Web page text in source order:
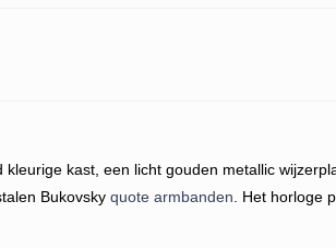
kast, een licht gouden metallic
Bukovsky quote armbanden . Het horloge